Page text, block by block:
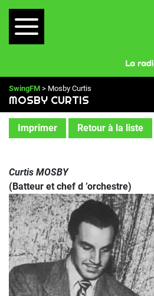
SwingFM > Mosby Curtis
MOSBY CURTIS
Imprimer Retour à la liste
Curtis MOSBY
(Batteur et chef d ’orchestre)